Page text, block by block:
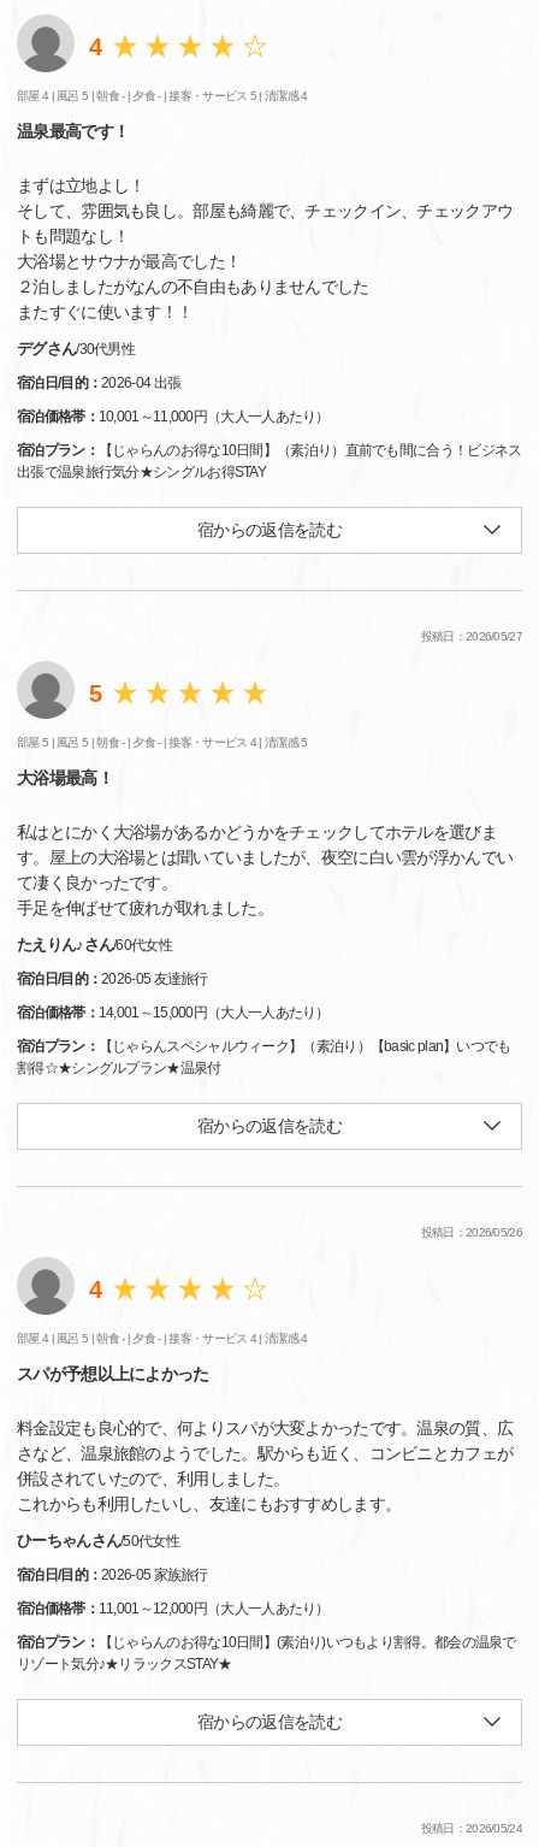
4
部屋 4 | 風呂 5 |朝食 - | 夕食 - |接客・サービス 5 |清潔感 4
温泉最高です！
まずは立地よし！
そして、雰囲気も良し。部屋も綺麗で、チェックイン、チェックアウ
トも問題なし！
大浴場とサウナが最高でした！
２泊しましたがなんの不自由もありませんでした
またすぐに使います！！
デグさん/30代男性
宿泊日/目的：2026-04 出張
宿泊価格帯： 10,001～11,000円（大人一人あたり）
宿泊プラン：
【じゃらんのお得な10日間】（素泊り）直前でも間に合う！ビジネス
出張で温泉旅行気分★シングルお得STAY
宿からの返信を読む
投稿日：2026/05/27
5
部屋 5 | 風呂 5 |朝食 - | 夕食 - |接客・サービス 4 |清潔感 5
大浴場最高！
私はとにかく大浴場があるかどうかをチェックしてホテルを選びま
す。屋上の大浴場とは聞いていましたが、夜空に白い雲が浮かんでい
て凄く良かったです。
手足を伸ばせて疲れが取れました。
たえりん♪さん/60代女性
宿泊日/目的：2026-05 友達旅行
宿泊価格帯： 14,001～15,000円（大人一人あたり）
宿泊プラン：
【じゃらんスペシャルウィーク】（素泊り）【basic plan】いつでも
割得☆★シングルプラン★温泉付
宿からの返信を読む
投稿日：2026/05/26
4
部屋 4 | 風呂 5 |朝食 - | 夕食 - |接客・サービス 4 |清潔感 4
スパが予想以上によかった
料金設定も良心的で、何よりスパが大変よかったです。温泉の質、広
さなど、温泉旅館のようでした。駅からも近く、コンビニとカフェが
併設されていたので、利用しました。
これからも利用したいし、友達にもおすすめします。
ひーちゃんさん/50代女性
宿泊日/目的：2026-05 家族旅行
宿泊価格帯： 11,001～12,000円（大人一人あたり）
宿泊プラン：
【じゃらんのお得な10日間】(素泊り)いつもより割得。都会の温泉で
リゾート気分♪★リラックスSTAY★
宿からの返信を読む
投稿日：2026/05/24